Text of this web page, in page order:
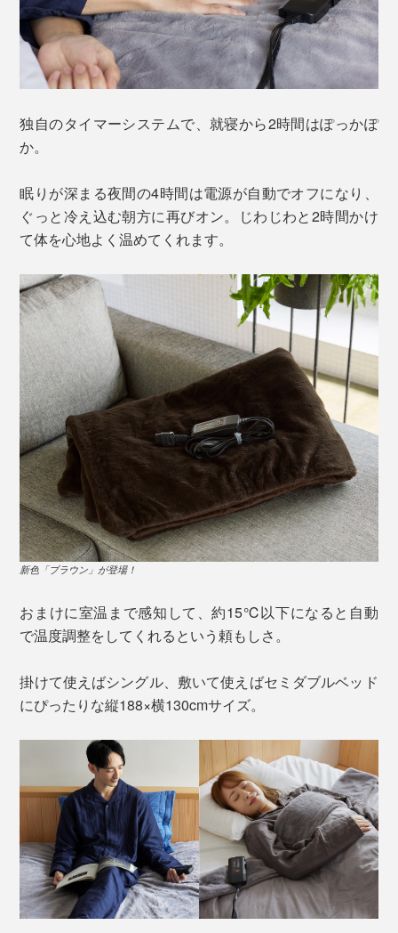
独自のタイマーシステムで、就寝から2時間はぽっかぽ
か。
眠りが深まる夜間の4時間は電源が自動でオフになり、
ぐっと冷え込む朝方に再びオン。じわじわと2時間かけ
て体を心地よく温めてくれます。
新色「ブラウン」が登場！
おまけに室温まで感知して、約15℃以下になると自動
で温度調整をしてくれるという頼もしさ。
掛けて使えばシングル、敷いて使えばセミダブルベッド
にぴったりな縦188×横130cmサイズ。